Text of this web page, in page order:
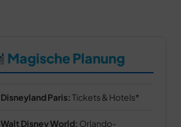
Magische Planung
Disneyland Paris:Tickets & Hotels
Walt Disney World: Orlando-